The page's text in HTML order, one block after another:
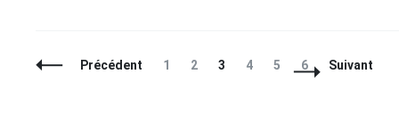
NavigationPrécédent Page
1 Page
2 Page
3 Page
4 Page
5 Page
6 Suivant